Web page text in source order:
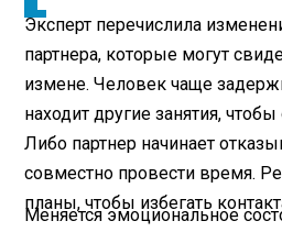
Эксперт перечислила
партнера, которые могут
измене. Человек чаще
находит другие занятия,
Либо партнер начинает
совместно провести время.
планы, чтобы избегать
Меняется эмоциональное